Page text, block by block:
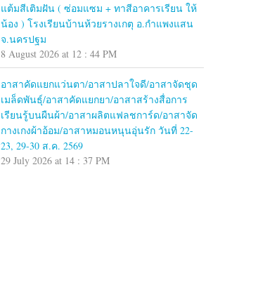
แต้มสีเติมฝัน ( ซ่อมแซม + ทาสีอาคารเรียน ให้
น้อง ) โรงเรียนบ้านห้วยรางเกตุ อ.กำแพงแสน
จ.นครปฐม
8 August 2026 at 12 : 44 PM
อาสาคัดแยกแว่นตา/อาสาปลาใจดี/อาสาจัดชุด
เมล็ดพันธุ์/อาสาคัดแยกยา/อาสาสร้างสื่อการ
เรียนรู้บนผืนผ้า/อาสาผลิตแฟลชการ์ด/อาสาจัด
กางเกงผ้าอ้อม/อาสาหมอนหนุนอุ่นรัก วันที่ 22-
23, 29-30 ส.ค. 2569
29 July 2026 at 14 : 37 PM